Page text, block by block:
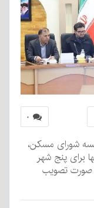
۰
شورای مسکن،
برای پنج شهر
صورت تصویب